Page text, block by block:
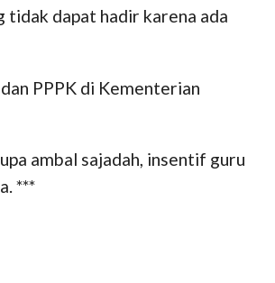
tidak dapat hadir karena ada
PPPK di Kementerian
ambal sajadah, insentif guru
***